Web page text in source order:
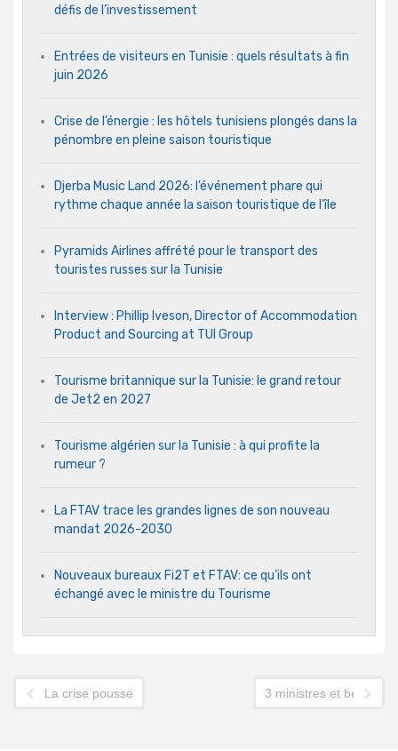
défis de l’investissement
Entrées de visiteurs en Tunisie : quels résultats à fin
juin 2026
Crise de l’énergie : les hôtels tunisiens plongés dans la
pénombre en pleine saison touristique
Djerba Music Land 2026: l’événement phare qui
rythme chaque année la saison touristique de l’île
Pyramids Airlines affrété pour le transport des
touristes russes sur la Tunisie
Interview : Phillip Iveson, Director of Accommodation
Product and Sourcing at TUI Group
Tourisme britannique sur la Tunisie: le grand retour
de Jet2 en 2027
Tourisme algérien sur la Tunisie : à qui profite la
rumeur ?
La FTAV trace les grandes lignes de son nouveau
mandat 2026-2030
Nouveaux bureaux Fi2T et FTAV: ce qu’ils ont
échangé avec le ministre du Tourisme
La crise pousse à l'aboutissement de l'Union des métiers du
3 ministres et